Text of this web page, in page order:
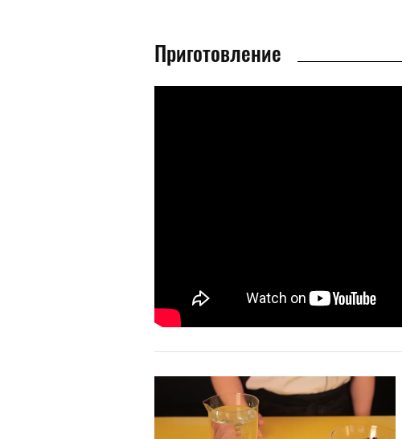
Приготовление